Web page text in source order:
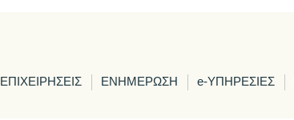
ΕΠΙΧΕΙΡΗΣΕΙΣ ΕΝΗΜΕΡΩΣΗ e-ΥΠΗΡΕΣΙΕΣ